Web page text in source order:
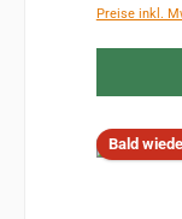
Preise inkl.
Bald